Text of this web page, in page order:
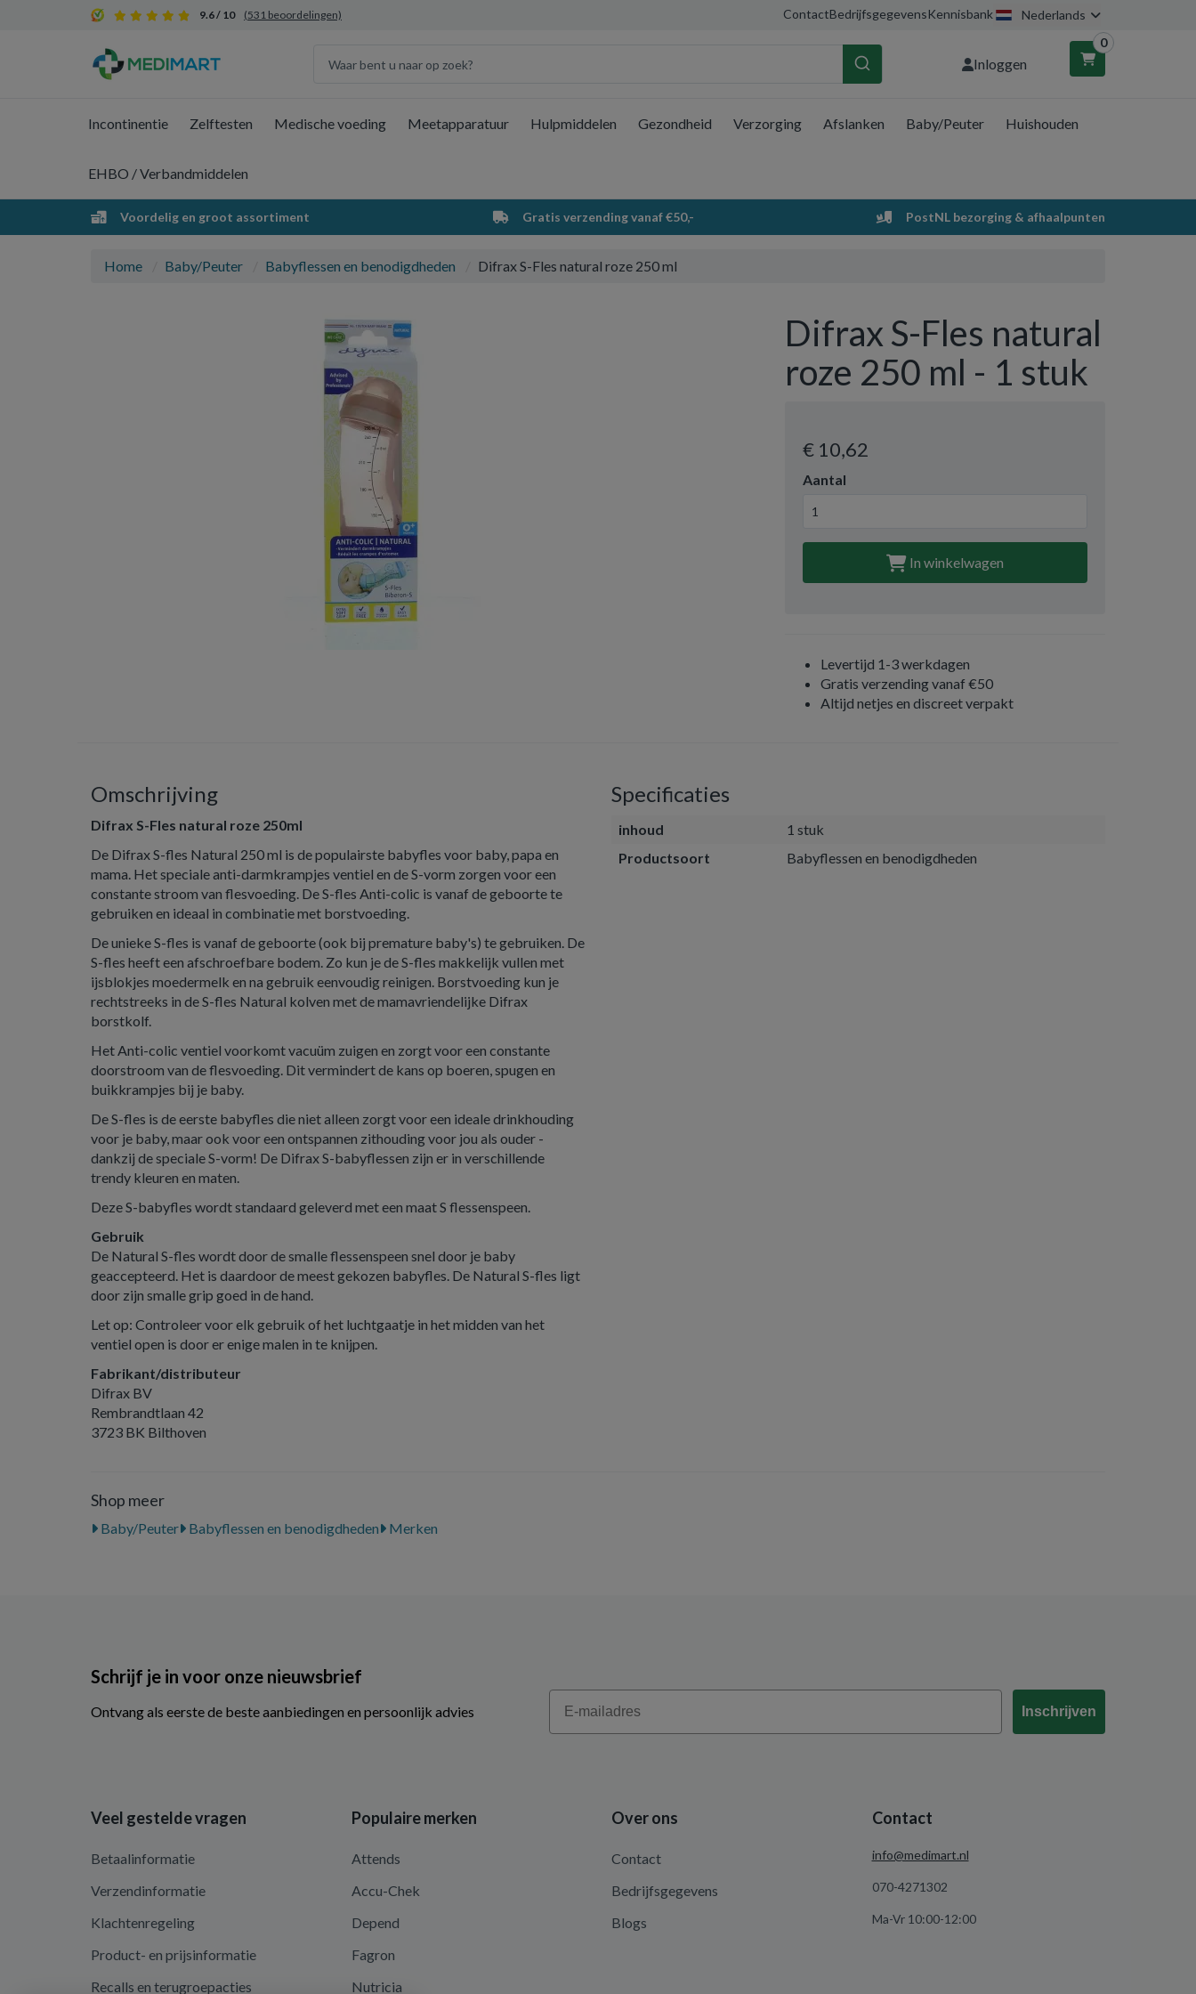
9.6 / 10 (531 beoordelingen) ContactBedrijfsgegevensKennisbank Nederlands
Inloggen
0
Winkelwagen
Uw winkelwagen is leeg.
Vul hem met producten.
Incontinentie Zelftesten Medische voeding Meetapparatuur Hulpmiddelen Gezondheid Verzorging Afslanken Baby/Peuter Huishouden
EHBO / Verbandmiddelen
Voordelig en groot assortiment Gratis verzending vanaf €50,- PostNL bezorging & afhaalpunten
Home Baby/Peuter Babyflessen en benodigdheden Difrax S-Fles natural roze 250 ml
Difrax S-Fles natural
roze 250 ml - 1 stuk
€ 10,62
Aantal
In winkelwagen
Levertijd 1-3 werkdagen
Gratis verzending vanaf €50
Altijd netjes en discreet verpakt
Omschrijving
Difrax S-Fles natural roze 250ml
De Difrax S-fles Natural 250 ml is de populairste babyfles voor baby, papa en
mama. Het speciale anti-darmkrampjes ventiel en de S-vorm zorgen voor een
constante stroom van flesvoeding. De S-fles Anti-colic is vanaf de geboorte te
gebruiken en ideaal in combinatie met borstvoeding.
De unieke S-fles is vanaf de geboorte (ook bij premature baby's) te gebruiken. De
S-fles heeft een afschroefbare bodem. Zo kun je de S-fles makkelijk vullen met
ijsblokjes moedermelk en na gebruik eenvoudig reinigen. Borstvoeding kun je
rechtstreeks in de S-fles Natural kolven met de mamavriendelijke Difrax
borstkolf.
Het Anti-colic ventiel voorkomt vacuüm zuigen en zorgt voor een constante
doorstroom van de flesvoeding. Dit vermindert de kans op boeren, spugen en
buikkrampjes bij je baby.
De S-fles is de eerste babyfles die niet alleen zorgt voor een ideale drinkhouding
voor je baby, maar ook voor een ontspannen zithouding voor jou als ouder -
dankzij de speciale S-vorm! De Difrax S-babyflessen zijn er in verschillende
trendy kleuren en maten.
Deze S-babyfles wordt standaard geleverd met een maat S flessenspeen.
Gebruik
De Natural S-fles wordt door de smalle flessenspeen snel door je baby
geaccepteerd. Het is daardoor de meest gekozen babyfles. De Natural S-fles ligt
door zijn smalle grip goed in de hand.
Let op: Controleer voor elk gebruik of het luchtgaatje in het midden van het
ventiel open is door er enige malen in te knijpen.
Fabrikant/distributeur
Difrax BV
Rembrandtlaan 42
3723 BK Bilthoven
Specificaties
inhoud
1 stuk
Productsoort
Babyflessen en benodigdheden
Shop meer
Baby/Peuter Babyflessen en benodigdheden Merken
Schrijf je in voor onze nieuwsbrief
Ontvang als eerste de beste aanbiedingen en persoonlijk advies
Email
Inschrijven
Veel gestelde vragen
Betaalinformatie
Verzendinformatie
Klachtenregeling
Product- en prijsinformatie
Recalls en terugroepacties
Populaire merken
Attends
Accu-Chek
Depend
Fagron
Nutricia
Over ons
Contact
Bedrijfsgegevens
Blogs
Contact
info@medimart.nl
070-4271302
Ma-Vr 10:00-12:00